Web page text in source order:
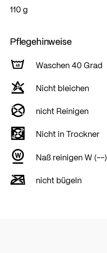
110 g
Pflegehinweise
Waschen 40 Grad
Nicht bleichen
nicht Reinigen
Nicht in Trockner
Naß reinigen W (--)
nicht bügeln